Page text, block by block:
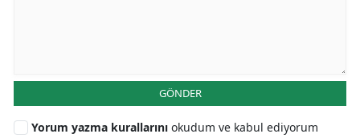
GÖNDER
Yorum yazma kurallarını okudum ve kabul ediyorum